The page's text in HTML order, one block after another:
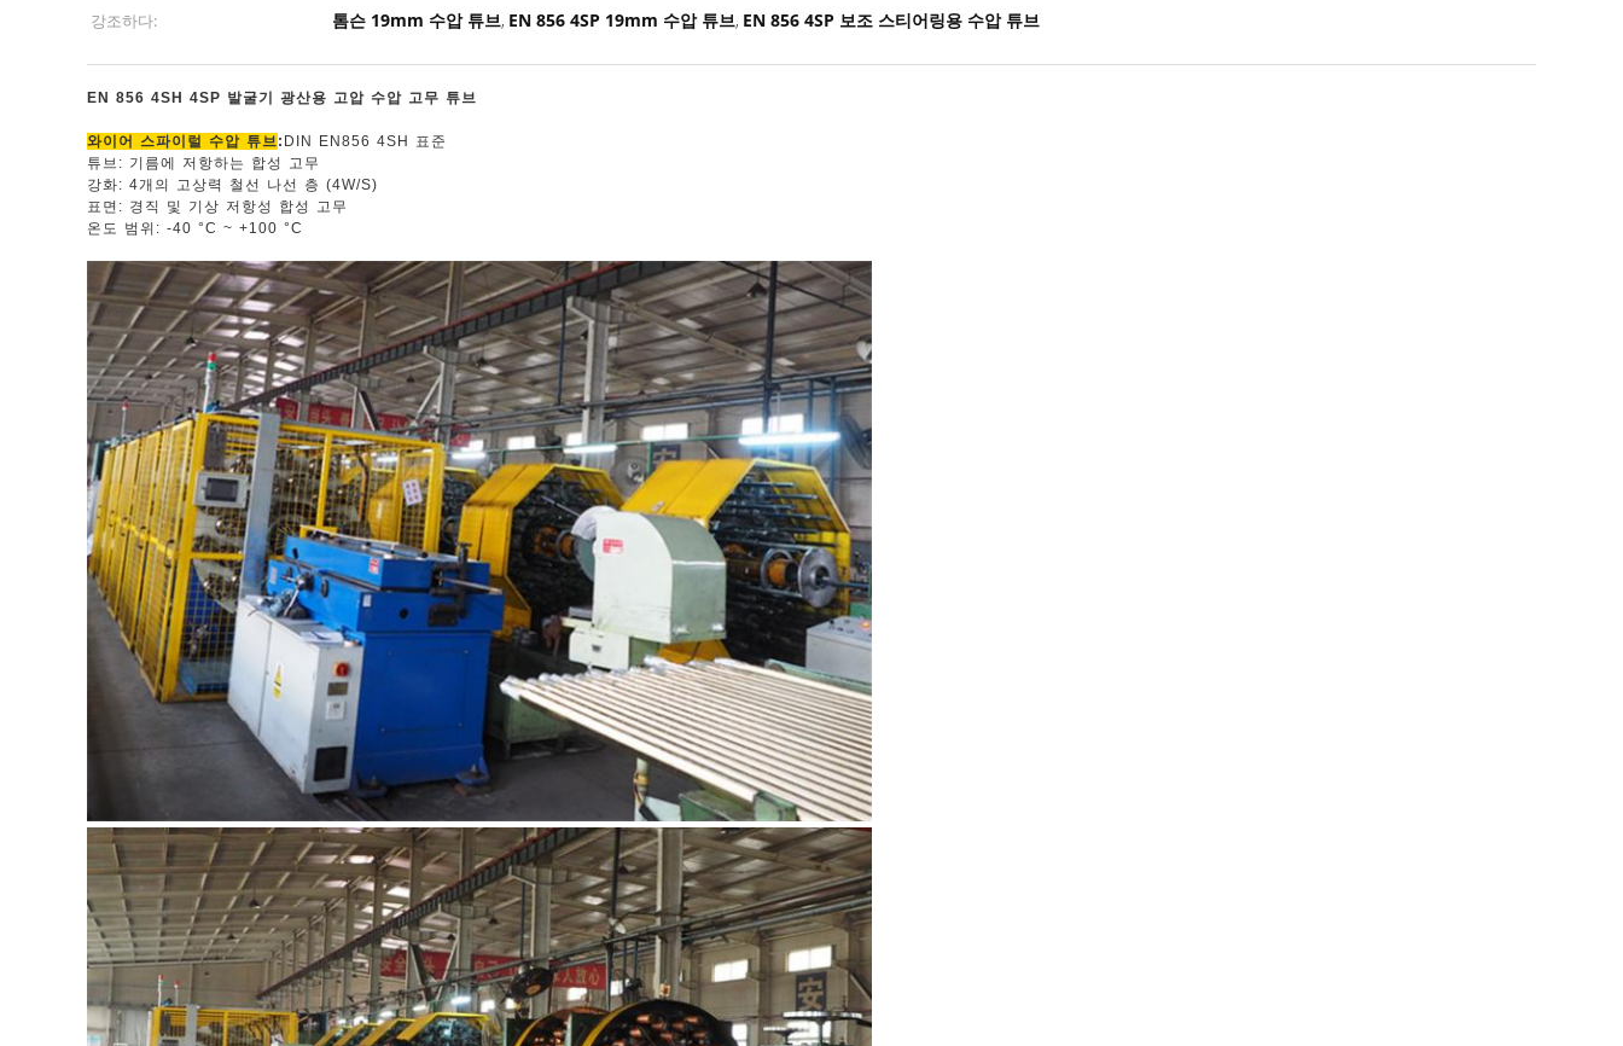
강조하다:
톰슨 19mm 수압 튜브, EN 856 4SP 19mm 수압 튜브, EN 856 4SP 보조 스티어링용 수압 튜브
EN 856 4SH 4SP 발굴기 광산용 고압 수압 고무 튜브
와이어 스파이럴 수압 튜브: DIN EN856 4SH 표준
튜브: 기름에 저항하는 합성 고무
강화: 4개의 고상력 철선 나선 층 (4W/S)
표면: 경직 및 기상 저항성 합성 고무
온도 범위: -40 °C ~ +100 °C